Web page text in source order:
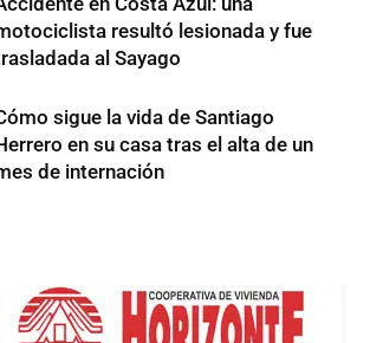
resultó lesionada y fue
al Sayago
sigue la vida de Santiago
en su casa tras el alta de un
de internación